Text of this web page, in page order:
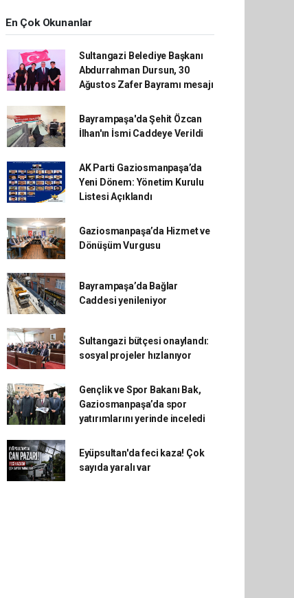
En Çok Okunanlar
Sultangazi Belediye Başkanı
Abdurrahman Dursun, 30
Ağustos Zafer Bayramı mesajı
Bayrampaşa'da Şehit Özcan
İlhan'ın İsmi Caddeye Verildi
AK Parti Gaziosmanpaşa’da
Yeni Dönem: Yönetim Kurulu
Listesi Açıklandı
Gaziosmanpaşa’da Hizmet ve
Dönüşüm Vurgusu
Bayrampaşa’da Bağlar
Caddesi yenileniyor
Sultangazi bütçesi onaylandı:
sosyal projeler hızlanıyor
Gençlik ve Spor Bakanı Bak,
Gaziosmanpaşa’da spor
yatırımlarını yerinde inceledi
Eyüpsultan'da feci kaza! Çok
sayıda yaralı var